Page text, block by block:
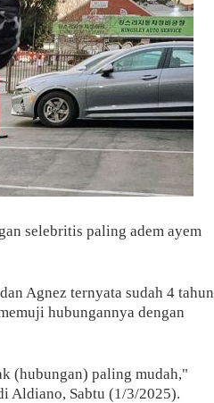
selebritis paling adem ayem
Agnez ternyata sudah 4 tahun
hubungannya dengan
(hubungan) paling mudah,"
Aldiano, Sabtu (1/3/2025).